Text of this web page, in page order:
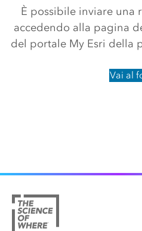
È possibile inviare una
accedendo alla pagina
del portale My Esri della
Vai al